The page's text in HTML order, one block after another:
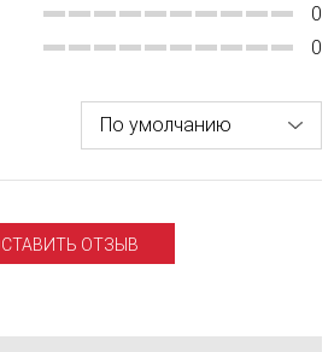
0
0
ОТЗЫВ